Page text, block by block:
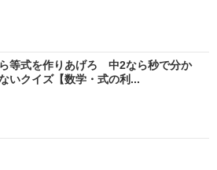
等式を作りあげろ 中2なら秒で分か
いクイズ【数学・式の利...